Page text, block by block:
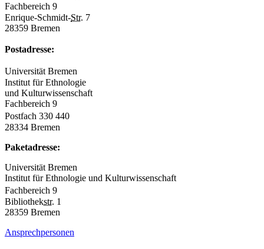
Fachbereich 9
Enrique-Schmidt-Str. 7
28359 Bremen
Postadresse:
Universität Bremen
Institut für Ethnologie
und Kulturwissenschaft
Fachbereich 9
Postfach 330 440
28334 Bremen
Paketadresse:
Universität Bremen
Institut für Ethnologie und Kulturwissenschaft
Fachbereich 9
Bibliothekstr. 1
28359 Bremen
Ansprechpersonen